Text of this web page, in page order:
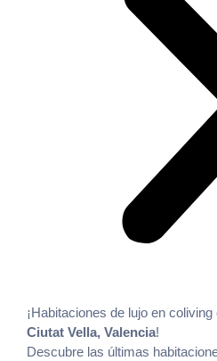
¡Habitaciones de lujo en coliving
Ciutat Vella, Valencia!
Descubre las últimas